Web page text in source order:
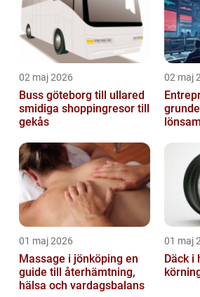
02 maj 2026
Buss göteborg till ullared
smidiga shoppingresor till
gekås
02 maj
01 maj 2026
Massage i jönköping en
guide till återhämtning,
hälsa och vardagsbalans
01 maj
Däck i